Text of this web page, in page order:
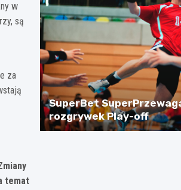
w
są
za
temat
SuperBet
rozgrywek Play-off